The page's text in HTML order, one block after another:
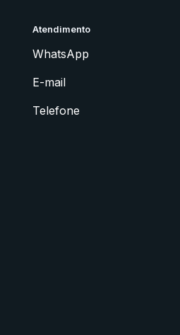
Atendimento
WhatsApp
E-mail
Telefone